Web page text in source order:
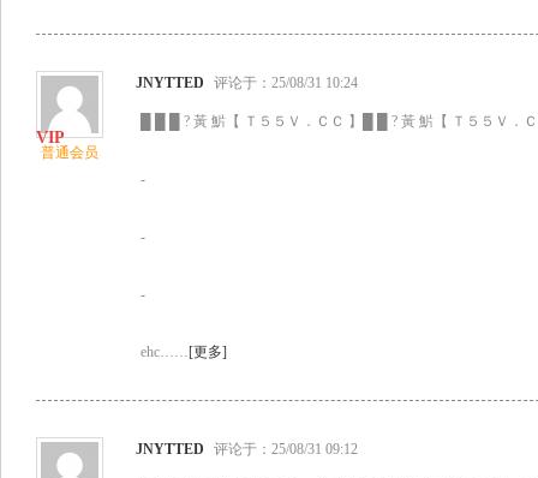
普通会员
JNYTTED 评论于：25/08/31 10:24
█ █ █ ? 黃 魸【 Ｔ５５Ｖ．ＣＣ 】█ █ ? 黃 魸【 Ｔ５５Ｖ．
-
-
-
ehc……[更多]
JNYTTED 评论于：25/08/31 09:12